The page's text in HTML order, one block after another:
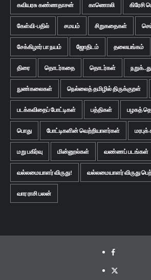
கவியரசு கண்ணதாசன் காணொலி கிரேசி
கேள்வி-பதில் சமயம் சிறுகதைகள்
சேக்கிழார் பா நயம் ஜோதிடம் தலையங்கம்
திரை தொடர்கதை தொடர்கள்
நுண்கலைகள் நெல்லைத் தமிழில் திருக்குறள்
படக்கவிதைப் போட்டிகள் பத்திகள் பழகத்
பொது போட்டிகளின் வெற்றியாளர்கள்
மறு பகிர்வு மின்னூல்கள் வண்ணப் படங்கள்
வல்லமையாளர் விருது! வல்லமையாளர் விருது
வார ராசி பலன்
Facebook
Twitter